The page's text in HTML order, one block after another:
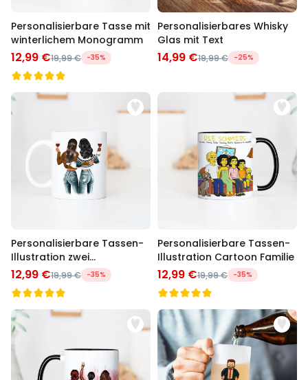
Personalisierbare Tasse mit
winterlichem Monogramm
12,99 €19,99 € -35%
Personalisierbares Whisky
Glas mit Text
14,99 €19,99 € -25%
Personalisierbare Tassen-
Illustration zwei
Freundinnen
12,99 €19,99 € -35%
Personalisierbare Tassen-
Illustration Cartoon Familie
12,99 €19,99 € -35%